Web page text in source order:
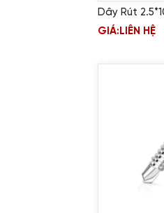
Dây Rút
GIÁ:LIÊN HỆ